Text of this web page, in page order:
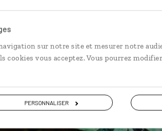
sur notre site et mesurer notre
cookies vous acceptez. Vous pourrez
PERSONNALISER